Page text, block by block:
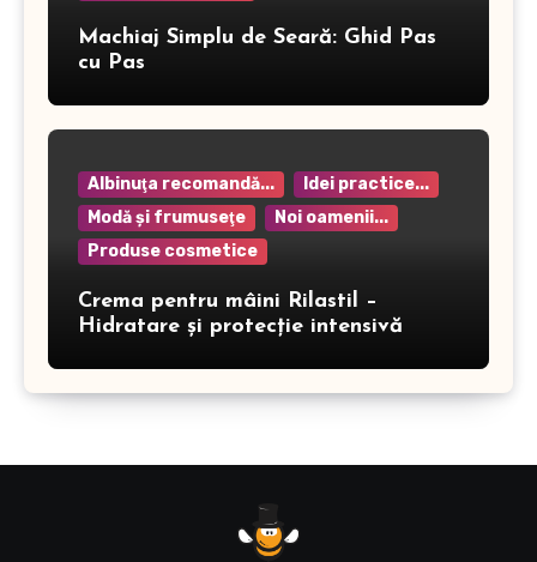
Machiaj Simplu de Seară: Ghid Pas
cu Pas
Albinuţa recomandă...
Idei practice...
Modă şi frumuseţe
Noi oamenii...
Produse cosmetice
Crema pentru mâini Rilastil –
Hidratare și protecție intensivă